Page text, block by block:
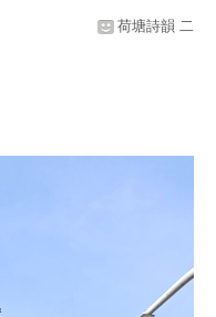
荷塘詩韻 二